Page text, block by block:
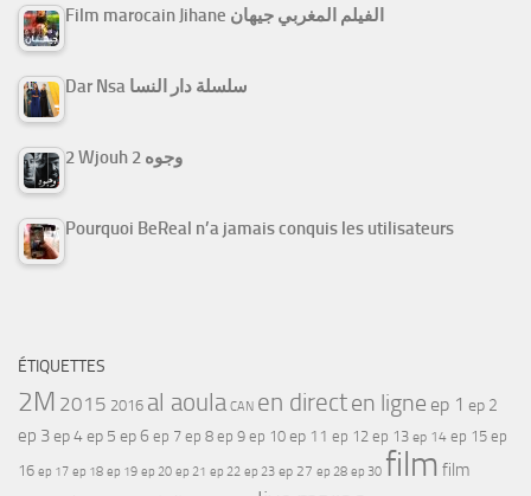
Film marocain Jihane الفيلم المغربي جيهان
Dar Nsa سلسلة دار النسا
2 Wjouh 2 وجوه
Pourquoi BeReal n’a jamais conquis les utilisateurs
ÉTIQUETTES
2M 2015 2016 al aoula CAN en directen ligne ep 1 ep 2
ep 3ep 4ep 5 ep 6 ep 7 ep 8 ep 9 ep 10 ep 11 ep 12 ep 13 ep 14 ep 15 ep
16 ep 17 ep 18 ep 19 ep 20 ep 21 ep 22 ep 23 ep 27 ep 28 ep 30 film film